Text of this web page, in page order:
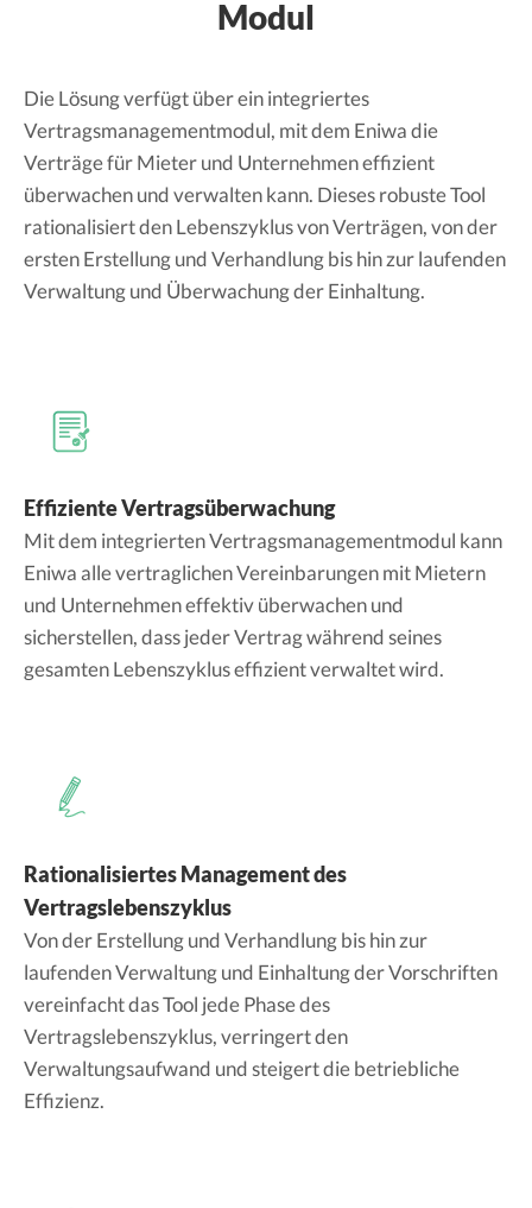
Modul
Die Lösung verfügt über ein integriertes
Vertragsmanagementmodul, mit dem Eniwa die
Verträge für Mieter und Unternehmen effizient
überwachen und verwalten kann. Dieses robuste Tool
rationalisiert den Lebenszyklus von Verträgen, von der
ersten Erstellung und Verhandlung bis hin zur laufenden
Verwaltung und Überwachung der Einhaltung.
Effiziente Vertragsüberwachung
Mit dem integrierten Vertragsmanagementmodul kann
Eniwa alle vertraglichen Vereinbarungen mit Mietern
und Unternehmen effektiv überwachen und
sicherstellen, dass jeder Vertrag während seines
gesamten Lebenszyklus effizient verwaltet wird.
Rationalisiertes Management des
Vertragslebenszyklus
Von der Erstellung und Verhandlung bis hin zur
laufenden Verwaltung und Einhaltung der Vorschriften
vereinfacht das Tool jede Phase des
Vertragslebenszyklus, verringert den
Verwaltungsaufwand und steigert die betriebliche
Effizienz.